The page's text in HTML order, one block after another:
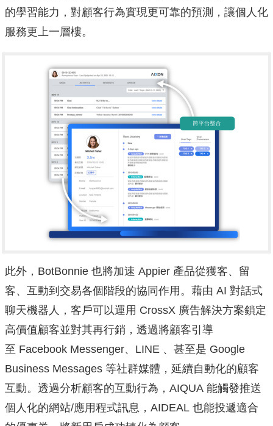
的學習能力，對顧客行為實現更可靠的預測， 讓個人化
服務更上一層樓。
此外，BotBonnie 也將加速 Appier 產品從獲客、留
客、互動到交易各個階段的協同作用。藉由 AI 對話式
聊天機器人，客戶可以運用 CrossX 廣告解決方案鎖定
高價值顧客並對其再行銷，透過將顧客引導
至 Facebook Messenger、LINE 、甚至是 Google
Business Messages 等社群媒體，延續自動化的顧客
互動。透過分析顧客的互動行為，AIQUA 能觸發推送
個人化的網站/應用程式訊息，AIDEAL 也能投遞適合